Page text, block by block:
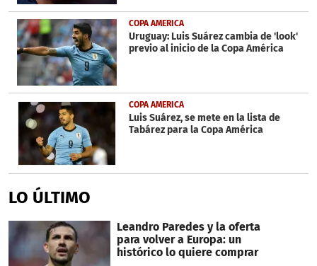
COPA AMERICA
Uruguay: Luis Suárez cambia de 'look'
previo al inicio de la Copa América
COPA AMERICA
Luis Suárez, se mete en la lista de
Tabárez para la Copa América
LO ÚLTIMO
Leandro Paredes y la oferta
para volver a Europa: un
histórico lo quiere comprar